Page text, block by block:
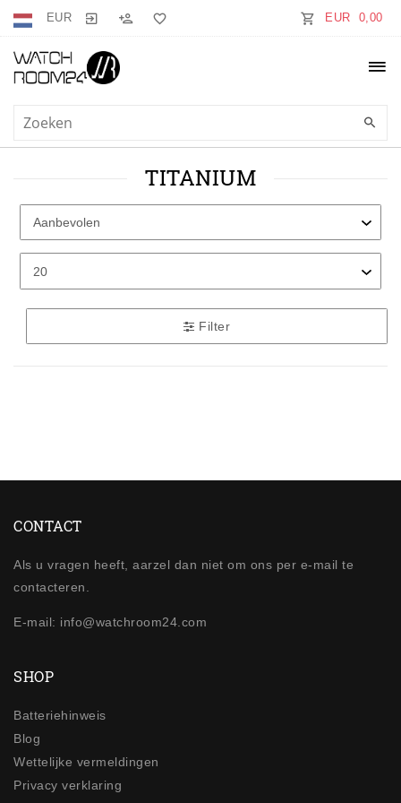
EUR EUR 0,00
TITANIUM
Filter
CONTACT
Als u vragen heeft, aarzel dan niet om ons per e-mail te
contacteren.
E-mail: info@watchroom24.com
SHOP
Batteriehinweis
Blog
Wettelijke vermeldingen
Privacy verklaring